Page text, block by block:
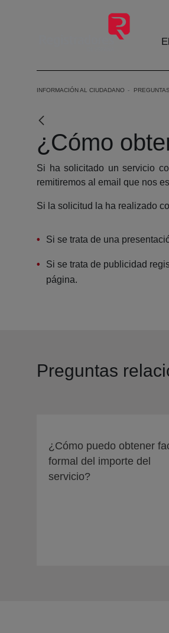
INFORMACIÓN AL CIUDADANO
¿Cómo
Si ha solicitado un servicio
remitiremos al email que nos
Si la solicitud la ha realizado
Si se trata de una
Si se trata de publicidad
página.
Preguntas
¿Cómo puedo obtener
formal del importe del
servicio?